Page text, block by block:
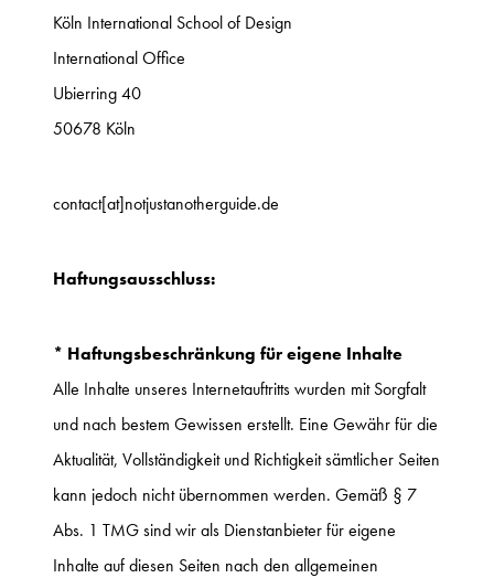
Köln International School of Design
International Office
Ubierring 40
50678 Köln
contact[at]notjustanotherguide.de
Haftungsausschluss:
* Haftungsbeschränkung für eigene Inhalte
Alle Inhalte unseres Internetauftritts wurden mit Sorgfalt
und nach bestem Gewissen erstellt. Eine Gewähr für die
Aktualität, Vollständigkeit und Richtigkeit sämtlicher Seiten
kann jedoch nicht übernommen werden. Gemäß § 7
Abs. 1 TMG sind wir als Dienstanbieter für eigene
Inhalte auf diesen Seiten nach den allgemeinen